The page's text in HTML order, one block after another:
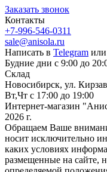
Заказать звонок
Контакты
+7-996-546-0311
sale@anisola.ru
Написать в Telegram или
Будние дни с 9:00 до
Склад
Новосибирск, ул.
Вт,Чт с 17:00 до 19:00
Интернет-магазин
2026 г.
Обращаем Ваше
носит исключительно
каких условиях
размещенные на сайте,